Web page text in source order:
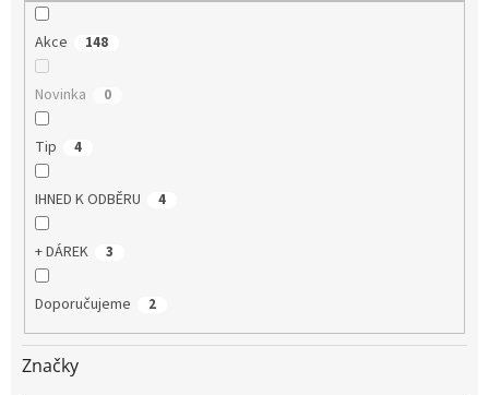
Akce 148
Novinka 0
Tip 4
IHNED K ODBĚRU 4
+ DÁREK 3
Doporučujeme 2
Značky